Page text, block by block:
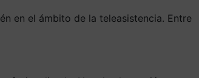
en el ámbito de la teleasistencia. Entre